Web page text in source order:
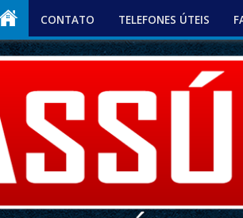
CONTATO TELEFONES ÚTEIS